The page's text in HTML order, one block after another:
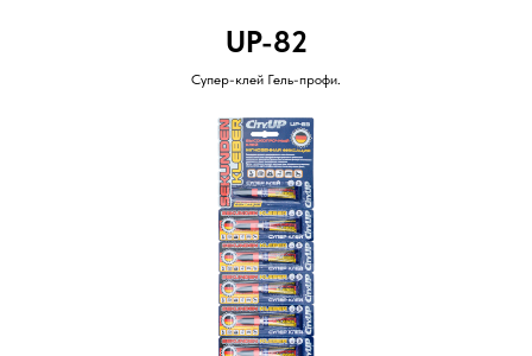
UP-82
Супер-клей Гель-профи.